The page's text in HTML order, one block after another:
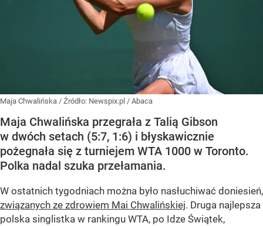
Maja Chwalińska / Źródło: Newspix.pl / Abaca
Maja Chwalińska przegrała z Talią Gibson
w dwóch setach (5:7, 1:6) i błyskawicznie
pożegnała się z turniejem WTA 1000 w Toronto.
Polka nadal szuka przełamania.
W ostatnich tygodniach można było nasłuchiwać doniesień,
związanych ze zdrowiem Mai Chwalińskiej. Druga najlepsza
polska singlistka w rankingu WTA, po Idze Świątek,